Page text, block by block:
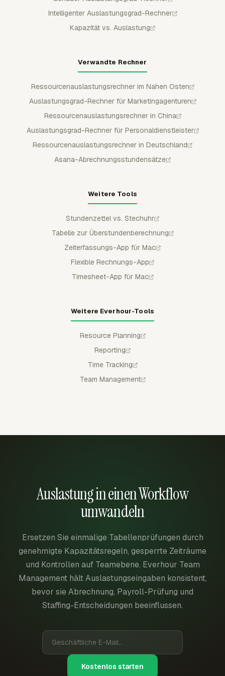
Intelligenter Auslastungsgrad-Rechner
Kapazität vs. Auslastung
Verwandte Rechner
Ressourcenauslastungsrechner im Nahen Osten
Auslastungsgrad-Rechner für Marketingagenturen
Ressourcenauslastungsrechner in China
Auslastungsgrad-Rechner für Personaldienstleister
Ressourcenauslastungsrechner in Deutschland
Asana-Abrechnungsstundensätze
Weitere Tools
Stundenzettel vs. Stechuhr
Tabelle zur Überstundenberechnung
Zeiterfassungs-App für Mac
Flexible Rechnungs-App
Timesheet-App für Mac
Weitere Everhour-Tools
Resource Planning
Reporting
Time Tracking
Team Management
Auslastung in einen Workflow
umwandeln
Ersetzen Sie einmalige Tabellenprüfungen durch
genehmigte Kapazitätsregeln, gesperrte Zeiträume
und Kontrollen auf Teamebene. Everhour Team
Management hält Auslastungseingaben konsistent,
bevor sie Abrechnung, Payroll-Prüfung und
Staffing-Entscheidungen beeinflussen.
Kostenlos starten